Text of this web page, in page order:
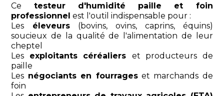
Ce testeur d'humidité paille et foin
professionnel est l'outil indispensable pour :
Les éleveurs (bovins, ovins, caprins, équins)
soucieux de la qualité de l'alimentation de leur
cheptel
Les exploitants céréaliers et producteurs de
paille
Les négociants en fourrageset marchands de
foin